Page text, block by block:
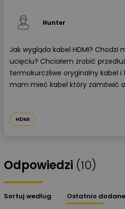
Hunter
Jak wygląda kabel HDMI? Chodzi
ucięciu? Chciałem zrobić
termokurczliwe oryginalny kabel i
mam mieć kabel który zamówić
HDMI
Odpowiedzi (10)
Sortuj według Ostatnio dodane